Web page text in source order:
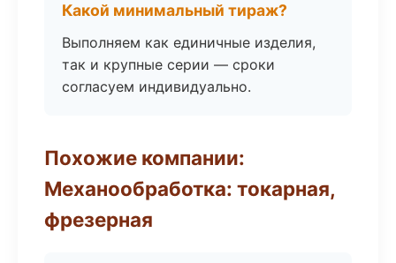
Какой минимальный тираж?
Выполняем как единичные изделия,
так и крупные серии — сроки
согласуем индивидуально.
Похожие компании:
Механообработка: токарная,
фрезерная